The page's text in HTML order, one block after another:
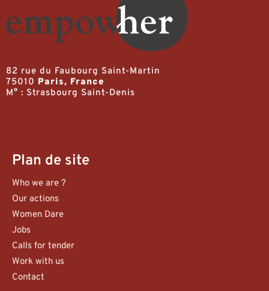
82 rue du Faubourg Saint-Martin
75010 Paris, France
M° : Strasbourg Saint-Denis
Plan de site
Who we are ?
Our actions
Women Dare
Jobs
Calls for tender
Work with us
Contact